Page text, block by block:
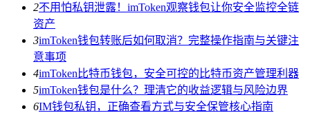
2不用怕私钥泄露！imToken观察钱包让你安全监控全链
资产
3imToken钱包转账后如何取消？完整操作指南与关键注
意事项
4imToken比特币钱包，安全可控的比特币资产管理利器
5imToken钱包是什么？理清它的收益逻辑与风险边界
6IM钱包私钥，正确查看方式与安全保管核心指南